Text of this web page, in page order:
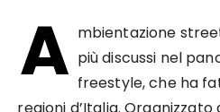
A mbientazione
più discussi nel
freestyle, che ha